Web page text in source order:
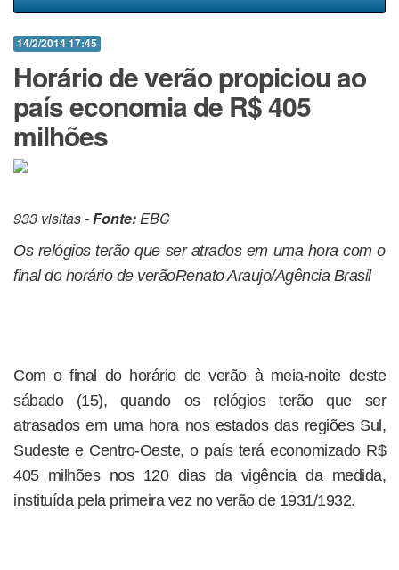
14/2/2014 17:45
Horário de verão propiciou ao
país economia de R$ 405
milhões
933 visitas -Fonte:EBC
Os relógios terão que ser atrados em uma hora com o
final do horário de verãoRenato Araujo/Agência Brasil
Com o final do horário de verão à meia-noite deste
sábado (15), quando os relógios terão que ser
atrasados em uma hora nos estados das regiões Sul,
Sudeste e Centro-Oeste, o país terá economizado R$
405 milhões nos 120 dias da vigência da medida,
instituída pela primeira vez no verão de 1931/1932.